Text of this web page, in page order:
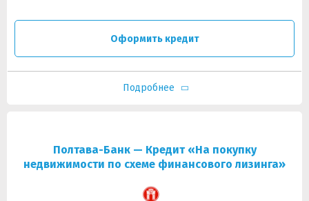
Оформить кредит
Подробнее
Полтава-Банк — Кредит «На покупку
недвижимости по схеме финансового лизинга»